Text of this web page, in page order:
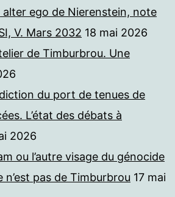
ego de Nierenstein, note
V. Mars 2032 18 mai 2026
de Timburbrou. Une
du port de tenues de
L’état des débats à
2026
ou l’autre visage du génocide
n’est pas de Timburbrou 17 mai